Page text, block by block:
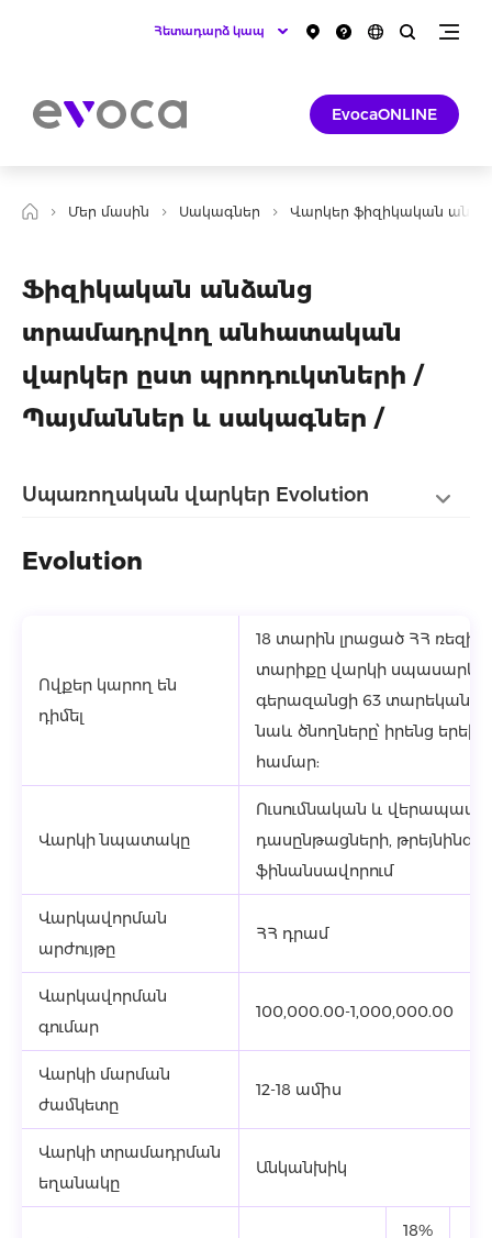
Հետադարձ կապ
EvocaONLINE
Մեր մասին Սակագներ Վարկեր ֆիզիկական
Ֆիզիկական անձանց
տրամադրվող անհատական
վարկեր ըստ պրոդուկտների /
Պայմաններ և սակագներ /
Սպառողական վարկեր Evolution
Evolution
Ովքեր կարող են
դիմել
18 տարին լրացած ՀՀ
տարիքը վարկի
գերազանցի 63 տարեկանը:
նաև ծնողները՝ իրենց
համար:
Վարկի նպատակը
Ուսումնական և
դասընթացների,
ֆինանսավորում
Վարկավորման
արժույթը
ՀՀ դրամ
Վարկավորման
գումար
100,000.00-1,000,000.00
Վարկի մարման
ժամկետը
12-18 ամիս
Վարկի տրամադրման
եղանակը
Անկանխիկ
18%